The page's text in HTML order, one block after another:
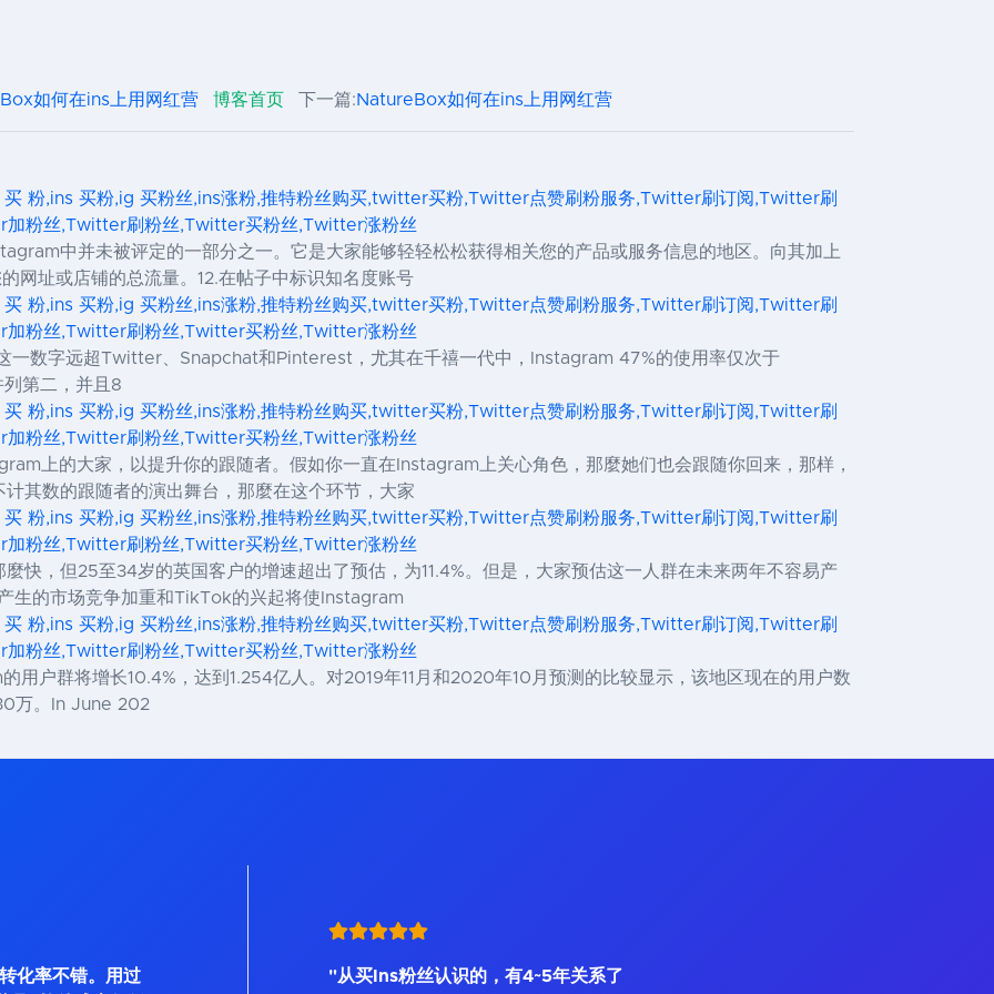
如何在ins上用网红营 博客首页 下一篇:NatureBox如何在ins上用网红营
买 粉,ins 买粉,ig 买粉丝,ins涨粉,推特粉丝购买,twitter买粉,Twitter点赞刷粉服务,Twitter刷订阅,Twitter刷
粉丝,Twitter刷粉丝,Twitter买粉丝,Twitter涨粉丝
中并未被评定的一部分之一。它是大家能够轻轻松松获得相关您的产品或服务信息的地区。向其加上
网址或店铺的总流量。12.在帖子中标识知名度账号
买 粉,ins 买粉,ig 买粉丝,ins涨粉,推特粉丝购买,twitter买粉,Twitter点赞刷粉服务,Twitter刷订阅,Twitter刷
粉丝,Twitter刷粉丝,Twitter买粉丝,Twitter涨粉丝
一数字远超Twitter、Snapchat和Pinterest，尤其在千禧一代中，Instagram 47%的使用率仅次于
第二，并且8
买 粉,ins 买粉,ig 买粉丝,ins涨粉,推特粉丝购买,twitter买粉,Twitter点赞刷粉服务,Twitter刷订阅,Twitter刷
粉丝,Twitter刷粉丝,Twitter买粉丝,Twitter涨粉丝
上的大家，以提升你的跟随者。假如你一直在Instagram上关心角色，那麼她们也会跟随你回来，那样，
其数的跟随者的演出舞台，那麼在这个环节，大家
买 粉,ins 买粉,ig 买粉丝,ins涨粉,推特粉丝购买,twitter买粉,Twitter点赞刷粉服务,Twitter刷订阅,Twitter刷
粉丝,Twitter刷粉丝,Twitter买粉丝,Twitter涨粉丝
快，但25至34岁的英国客户的增速超出了预估，为11.4%。但是，大家预估这一人群在未来两年不容易产
生的市场竞争加重和TikTok的兴起将使Instagram
买 粉,ins 买粉,ig 买粉丝,ins涨粉,推特粉丝购买,twitter买粉,Twitter点赞刷粉服务,Twitter刷订阅,Twitter刷
粉丝,Twitter刷粉丝,Twitter买粉丝,Twitter涨粉丝
户群将增长10.4%，达到1.254亿人。对2019年11月和2020年10月预测的比较显示，该地区现在的用户数
万。In June 202
化率不错。用过 "从买Ins粉丝认识的，有4~5年关系了